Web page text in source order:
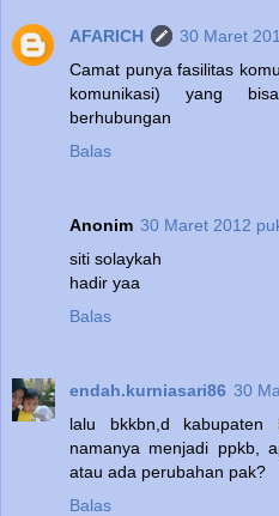
AFARICH
30 Maret
Camat punya fasilitas
komunikasi) yang
berhubungan
Balas
Anonim 30 Maret 2012
siti solaykah
hadir yaa
Balas
endah.kurniasari86 30
lalu bkkbn,d
namanya menjadi ppkb,
atau ada perubahan pak?
Balas